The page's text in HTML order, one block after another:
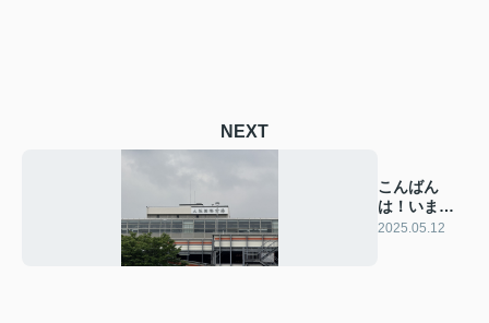
NEXT
こんばん
は！いま事
務所に戻り
2025.05.12